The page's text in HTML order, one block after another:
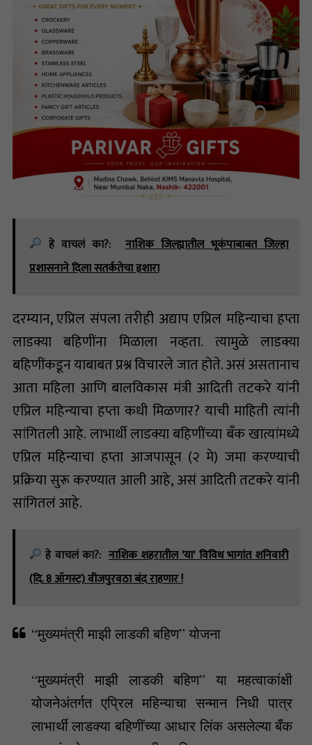
हे वाचलं का?:
नाशिक जिल्ह्यातील भूकंपाबाबत जिल्हा
प्रशासनाने दिला सतर्कतेचा इशारा
दरम्यान, एप्रिल संपला तरीही अद्याप एप्रिल महिन्याचा हप्ता
लाडक्या बहि‍णींना मिळाला नव्हता. त्यामुळे लाडक्या
बहिणींकडून याबाबत प्रश्न विचारले जात होते. असं असतानाच
आता महिला आणि बालविकास मंत्री आदिती तटकरे यांनी
एप्रिल महिन्याचा हप्ता कधी मिळणार? याची माहिती त्यांनी
सांगितली आहे. लाभार्थी लाडक्या बहिणींच्या बँक खात्यांमध्ये
एप्रिल महिन्याचा हप्ता आजपासून (२ मे) जमा करण्याची
प्रक्रिया सुरू करण्यात आली आहे, असं आदिती तटकरे यांनी
सांगितलं आहे.
हे वाचलं का?: नाशिक शहरातील 'या' विविध भागांत शनिवारी
(दि. 8 ऑगस्ट) वीजपुरवठा बंद राहणार !
“मुख्यमंत्री माझी लाडकी बहिण” योजना
“मुख्यमंत्री माझी लाडकी बहिण” या महत्वाकांक्षी
योजनेअंतर्गत एप्रिल महिन्याचा सन्मान निधी पात्र
लाभार्थी लाडक्या बहिणींच्या आधार लिंक असलेल्या बँक